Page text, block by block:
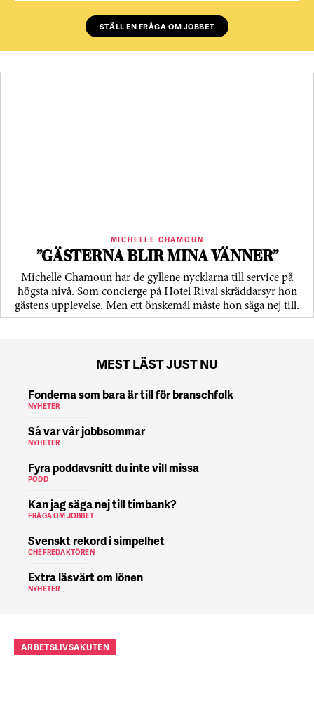
STÄLL EN FRÅGA OM JOBBET
MICHELLE CHAMOUN
”GÄSTERNA BLIR MINA VÄNNER”
Michelle Chamoun har de gyllene nycklarna till service på
högsta nivå. Som concierge på Hotel Rival skräddarsyr hon
gästens upp­levelse. Men ett önskemål måste hon säga nej till.
MEST LÄST JUST NU
Fonderna som bara är till för branschfolk
NYHETER
Så var vår jobbsommar
NYHETER
Fyra poddavsnitt du inte vill missa
PODD
Kan jag säga nej till timbank?
FRÅGA OM JOBBET
Svenskt rekord i simpelhet
CHEFREDAKTÖREN
Extra läsvärt om lönen
NYHETER
ARBETSLIVSAKUTEN